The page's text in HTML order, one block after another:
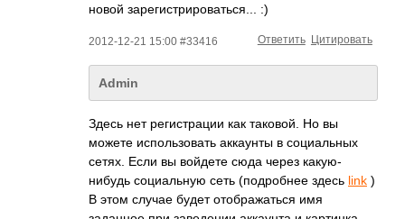
новой зарегистрировать­ся... :)
2012-12-21 15:00 #33416 Цитировать
Ответить
Admin
Здесь нет регистрации как таковой. Но вы
можете использовать аккаунты в социальных
сетях. Если вы войдете сюда через какую-
нибудь социальную сеть (подробнее здесь link )
В этом случае будет отображаться имя